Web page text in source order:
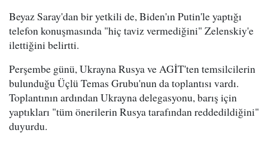
Beyaz Saray'dan bir yetkili de, Biden'ın Putin'le yaptığı
telefon konuşmasında "hiç taviz vermediğini" Zelenskiy'e
ilettiğini belirtti.
Perşembe günü, Ukrayna Rusya ve AGİT'ten temsilcilerin
bulunduğu Üçlü Temas Grubu'nun da toplantısı vardı.
Toplantının ardından Ukrayna delegasyonu, barış için
yaptıkları "tüm önerilerin Rusya tarafından reddedildiğini"
duyurdu.